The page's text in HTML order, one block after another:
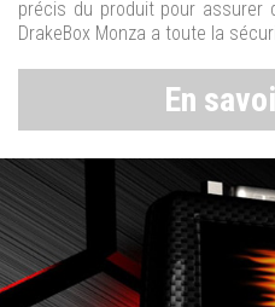
précis du produit pour assurer
DrakeBox Monza a toute la
En